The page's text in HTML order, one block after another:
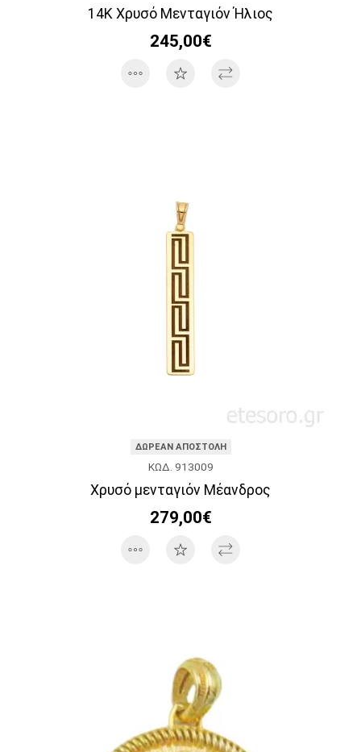
14K Χρυσό Μενταγιόν Ήλιος
245,00€
ΔΩΡΕΑΝ ΑΠΟΣΤΟΛΗ
ΚΩΔ. 913009
Χρυσό μενταγιόν Μέανδρος
279,00€